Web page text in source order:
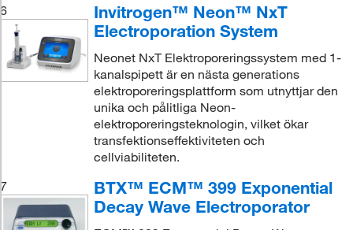
6
Invitrogen™ Neon™ NxT
Electroporation System
Neonet NxT Elektroporeringssystem med 1-
kanalspipett är en nästa generations
elektroporeringsplattform som utnyttjar den
unika och pålitliga Neon-
elektroporeringsteknologin, vilket ökar
transfektionseffektiviteten och
cellviabiliteten.
7
BTX™ ECM™ 399 Exponential
Decay Wave Electroporator